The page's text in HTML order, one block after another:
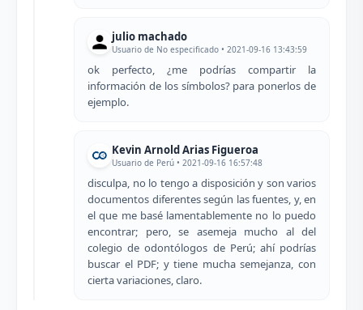
julio machado
Usuario de No especificado • 2021-09-16 13:43:59
ok perfecto, ¿me podrías compartir la
información de los símbolos? para ponerlos de
ejemplo.
Kevin Arnold Arias Figueroa
Usuario de Perú • 2021-09-16 16:57:48
disculpa, no lo tengo a disposición y son varios
documentos diferentes según las fuentes, y, en
el que me basé lamentablemente no lo puedo
encontrar; pero, se asemeja mucho al del
colegio de odontólogos de Perú; ahí podrías
buscar el PDF; y tiene mucha semejanza, con
cierta variaciones, claro.